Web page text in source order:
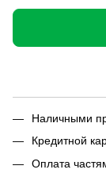
Наличными
Кредитной
Оплата